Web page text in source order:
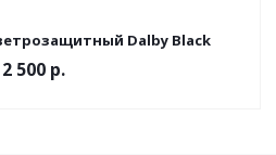
Dalby Black
2 500 р.